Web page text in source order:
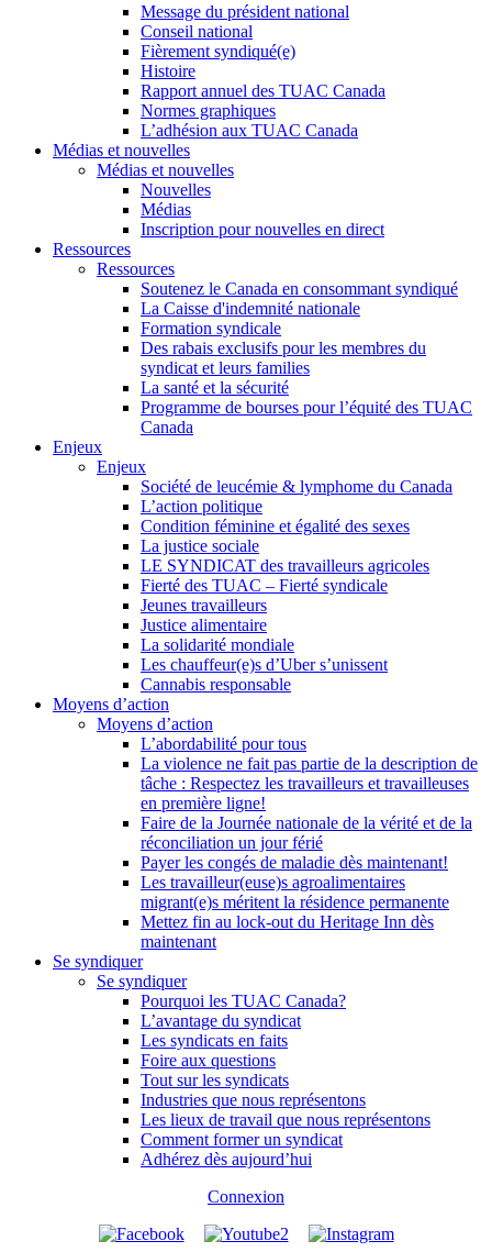
Message du président national
Conseil national
Fièrement syndiqué(e)
Histoire
Rapport annuel des TUAC Canada
Normes graphiques
L’adhésion aux TUAC Canada
Médias et nouvelles
Médias et nouvelles
Nouvelles
Médias
Inscription pour nouvelles en direct
Ressources
Ressources
Soutenez le Canada en consommant syndiqué
La Caisse d'indemnité nationale
Formation syndicale
Des rabais exclusifs pour les membres du
syndicat et leurs families
La santé et la sécurité
Programme de bourses pour l’équité des TUAC
Canada
Enjeux
Enjeux
Société de leucémie & lymphome du Canada
L’action politique
Condition féminine et égalité des sexes
La justice sociale
LE SYNDICAT des travailleurs agricoles
Fierté des TUAC – Fierté syndicale
Jeunes travailleurs
Justice alimentaire
La solidarité mondiale
Les chauffeur(e)s d’Uber s’unissent
Cannabis responsable
Moyens d’action
Moyens d’action
L’abordabilité pour tous
La violence ne fait pas partie de la description de
tâche : Respectez les travailleurs et travailleuses
en première ligne!
Faire de la Journée nationale de la vérité et de la
réconciliation un jour férié
Payer les congés de maladie dès maintenant!
Les travailleur(euse)s agroalimentaires
migrant(e)s méritent la résidence permanente
Mettez fin au lock-out du Heritage Inn dès
maintenant
Se syndiquer
Se syndiquer
Pourquoi les TUAC Canada?
L’avantage du syndicat
Les syndicats en faits
Foire aux questions
Tout sur les syndicats
Industries que nous représentons
Les lieux de travail que nous représentons
Comment former un syndicat
Adhérez dès aujourd’hui
Connexion